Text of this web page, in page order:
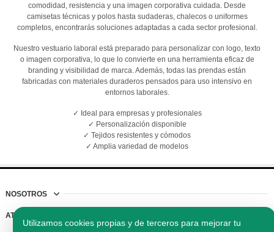
comodidad, resistencia y una imagen corporativa cuidada. Desde
camisetas técnicas y polos hasta sudaderas, chalecos o uniformes
completos, encontrarás soluciones adaptadas a cada sector profesional.
Nuestro vestuario laboral está preparado para personalizar con logo, texto
o imagen corporativa, lo que lo convierte en una herramienta eficaz de
branding y visibilidad de marca. Además, todas las prendas están
fabricadas con materiales duraderos pensados para uso intensivo en
entornos laborales.
✓ Ideal para empresas y profesionales
✓ Personalización disponible
✓ Tejidos resistentes y cómodos
✓ Amplia variedad de modelos
NOSOTROS
ATENCIÓN AL CLIENTE
Utilizamos cookies propias y de terceros para mejorar tu